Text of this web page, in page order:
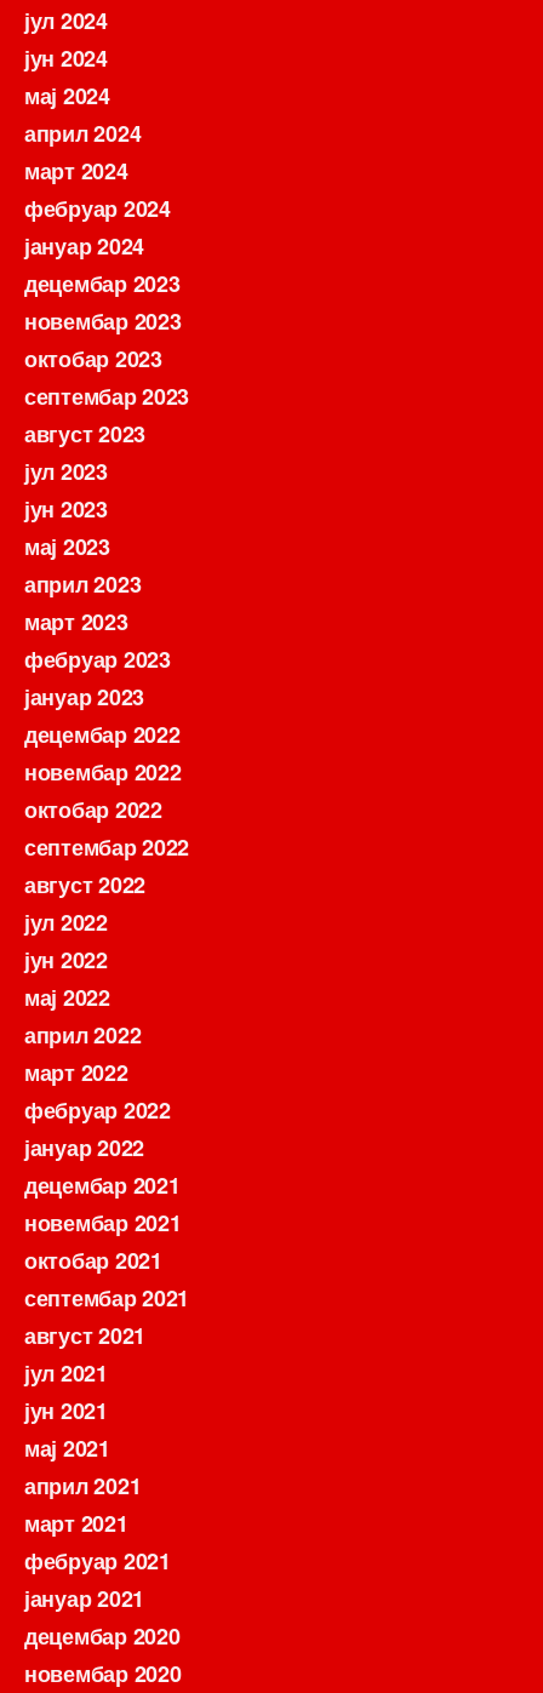
јул 2024
јун 2024
мај 2024
април 2024
март 2024
фебруар 2024
јануар 2024
децембар 2023
новембар 2023
октобар 2023
септембар 2023
август 2023
јул 2023
јун 2023
мај 2023
април 2023
март 2023
фебруар 2023
јануар 2023
децембар 2022
новембар 2022
октобар 2022
септембар 2022
август 2022
јул 2022
јун 2022
мај 2022
април 2022
март 2022
фебруар 2022
јануар 2022
децембар 2021
новембар 2021
октобар 2021
септембар 2021
август 2021
јул 2021
јун 2021
мај 2021
април 2021
март 2021
фебруар 2021
јануар 2021
децембар 2020
новембар 2020